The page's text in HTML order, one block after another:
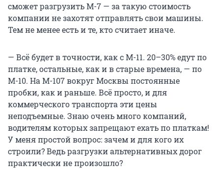
сможет разгрузить М-7 — за такую стоимость
компании не захотят отправлять свои машины.
Тем не менее есть и те, кто считает иначе.
— Всё будет в точности, как с М-11. 20–30% едут по
платке, остальные, как и в старые времена, — по
М-10. На М-107 вокруг Москвы постоянные
пробки, как и раньше. Всё просто, и для
коммерческого транспорта эти цены
неподъемные. Знаю очень много компаний,
водителям которых запрещают ехать по платкам!
У меня простой вопрос: зачем и для кого их
строили? Ведь разгрузки альтернативных дорог
практически не произошло?